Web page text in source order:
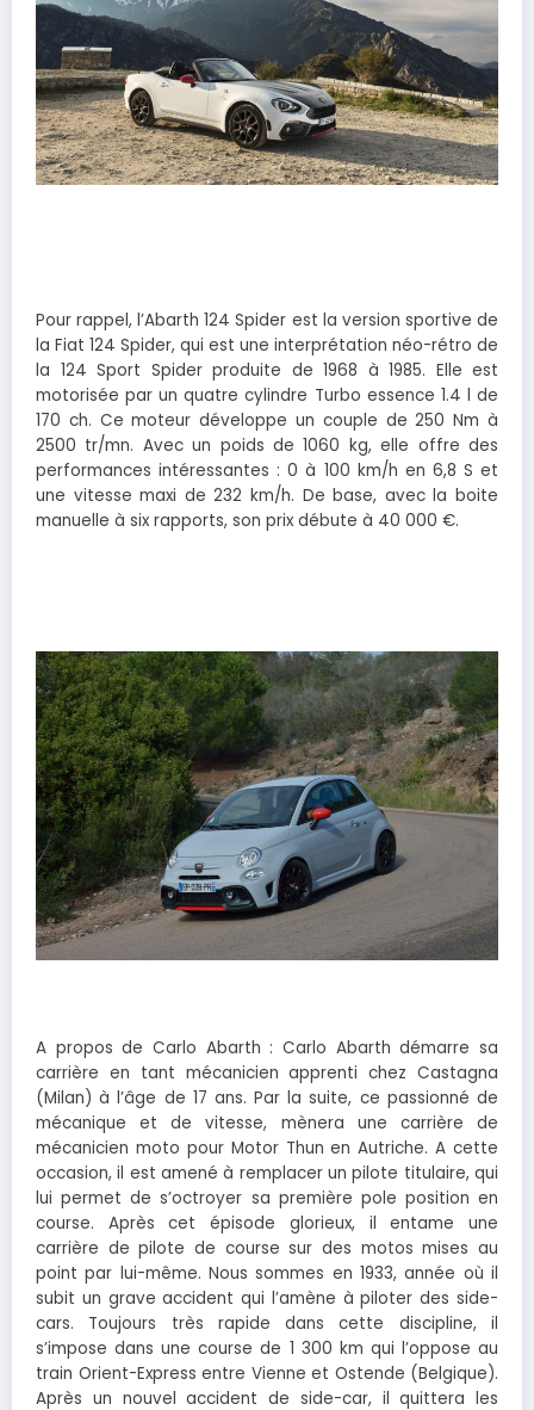
Pour rappel, l’Abarth 124 Spider est la version sportive de
la Fiat 124 Spider, qui est une interprétation néo-rétro de
la 124 Sport Spider produite de 1968 à 1985. Elle est
motorisée par un quatre cylindre Turbo essence 1.4 l de
170 ch. Ce moteur développe un couple de 250 Nm à
2500 tr/mn. Avec un poids de 1060 kg, elle offre des
performances intéressantes : 0 à 100 km/h en 6,8 S et
une vitesse maxi de 232 km/h. De base, avec la boite
manuelle à six rapports, son prix débute à 40 000 €.
A propos de Carlo Abarth : Carlo Abarth démarre sa
carrière en tant mécanicien apprenti chez Castagna
(Milan) à l’âge de 17 ans. Par la suite, ce passionné de
mécanique et de vitesse, mènera une carrière de
mécanicien moto pour Motor Thun en Autriche. A cette
occasion, il est amené à remplacer un pilote titulaire, qui
lui permet de s’octroyer sa première pole position en
course. Après cet épisode glorieux, il entame une
carrière de pilote de course sur des motos mises au
point par lui-même. Nous sommes en 1933, année où il
subit un grave accident qui l’amène à piloter des side-
cars. Toujours très rapide dans cette discipline, il
s’impose dans une course de 1 300 km qui l’oppose au
train Orient-Express entre Vienne et Ostende (Belgique).
Après un nouvel accident de side-car, il quittera les